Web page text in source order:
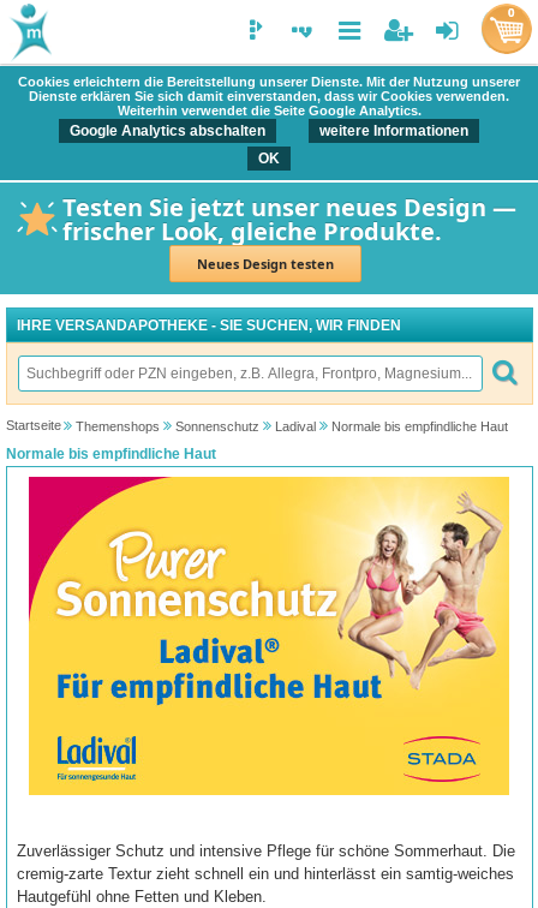
Cookies erleichtern die Bereitstellung unserer Dienste. Mit der Nutzung unserer
Dienste erklären Sie sich damit einverstanden, dass wir Cookies verwenden.
Weiterhin verwendet die Seite Google Analytics.
Google Analytics abschalten
weitere Informationen
OK
Testen Sie jetzt unser neues Design —
frischer Look, gleiche Produkte.
Neues Design testen
0
IHRE VERSANDAPOTHEKE - SIE SUCHEN, WIR FINDEN
Startseite Themenshops Sonnenschutz Ladival Normale bis empfindliche Haut
Normale bis empfindliche Haut
Zuverlässiger Schutz und intensive Pflege für schöne Sommerhaut. Die
cremig-zarte Textur zieht schnell ein und hinterlässt ein samtig-weiches
Hautgefühl ohne Fetten und Kleben.